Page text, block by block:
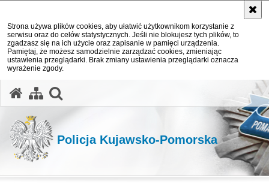
Strona używa plików cookies, aby ułatwić użytkownikom korzystanie z
serwisu oraz do celów statystycznych. Jeśli nie blokujesz tych plików, to
zgadzasz się na ich użycie oraz zapisanie w pamięci urządzenia.
Pamiętaj, że możesz samodzielnie zarządzać cookies, zmieniając
ustawienia przeglądarki. Brak zmiany ustawienia przeglądarki oznacza
wyrażenie zgody.
Policja Kujawsko-Pomorska